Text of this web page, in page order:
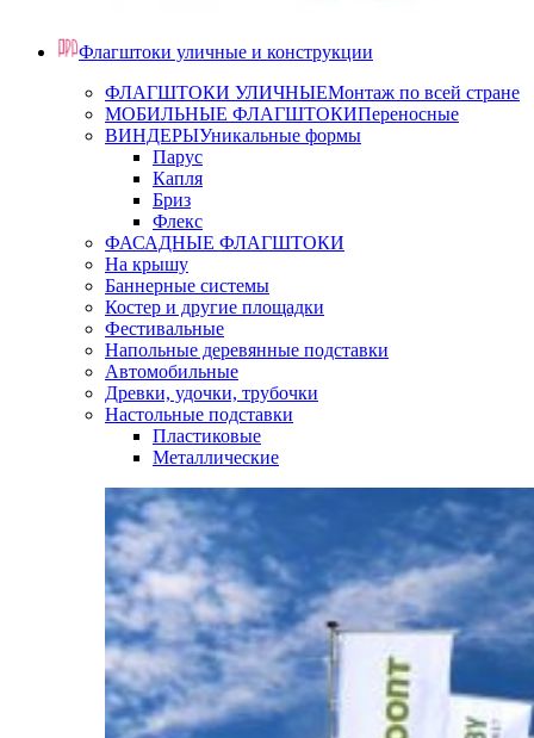
Флагштоки уличные и конструкции
ФЛАГШТОКИ УЛИЧНЫЕМонтаж по всей стране
МОБИЛЬНЫЕ ФЛАГШТОКИПереносные
ВИНДЕРЫУникальные формы
Парус
Капля
Бриз
Флекс
ФАСАДНЫЕ ФЛАГШТОКИ
На крышу
Баннерные системы
Костер и другие площадки
Фестивальные
Напольные деревянные подставки
Автомобильные
Древки, удочки, трубочки
Настольные подставки
Пластиковые
Металлические